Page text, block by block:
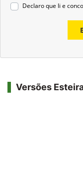
Declaro que li e
Versões